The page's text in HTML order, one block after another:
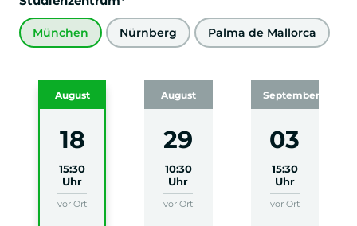
München Nürnberg Palma de Mallorca
August
18
15:30
Uhr
vor Ort
August
29
10:30
Uhr
vor Ort
September
03
15:30
Uhr
vor Ort